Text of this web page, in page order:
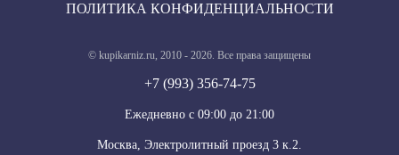
ПОЛИТИКА КОНФИДЕНЦИАЛЬНОСТИ
© kupikarniz.ru, 2010 - 2026. Все права защищены
+7 (993) 356-74-75
Eжедневно с 09:00 до 21:00
Москва, Электролитный проезд 3 к.2.